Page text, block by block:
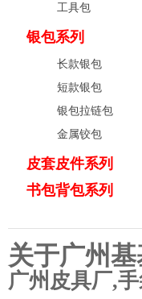
工具包
银包系列
长款银包
短款银包
银包拉链包
金属铰包
皮套皮件系列
书包背包系列
关于广州基
广州皮具厂,